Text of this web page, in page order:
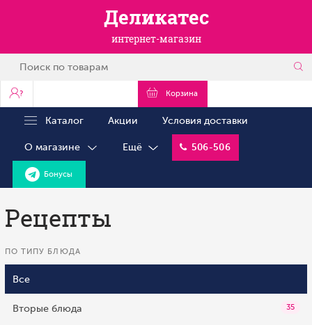
Деликатес
интернет-магазин
? Корзина
Каталог Акции Условия доставки
О магазине Ещё 506-506
Бонусы
Рецепты
ПО ТИПУ БЛЮДА
Все
Вторые блюда 35